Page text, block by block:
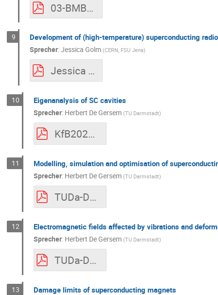
03-BMBF Verbundforschungsworkshop 2020 Hug.pdf
9 Development of (high-temperature) superconducting
Sprecher:Jessica Golm (CERN, FSU Jena)
Jessica Golm.pdf
10 Eigenanalysis of SC cavities
Sprecher: Herbert De Gersem (TU Darmstadt)
KfB2020_EigenvalueSensitivities.pdf
11 Modelling, simulation and optimisation of
Sprecher: Herbert De Gersem (TU Darmstadt)
TUDa-DeGersem-SCmagnet.pdf
12 Electromagnetic fields affected by vibrations and
Sprecher: Herbert De Gersem (TU Darmstadt)
TUDa-DeGersem-Deformation.pdf
13 Damage limits of superconducting magnets